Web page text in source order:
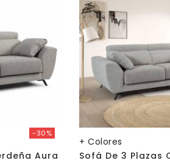
-30%
Aura
+ Colores
Sofá De 3 Plazas